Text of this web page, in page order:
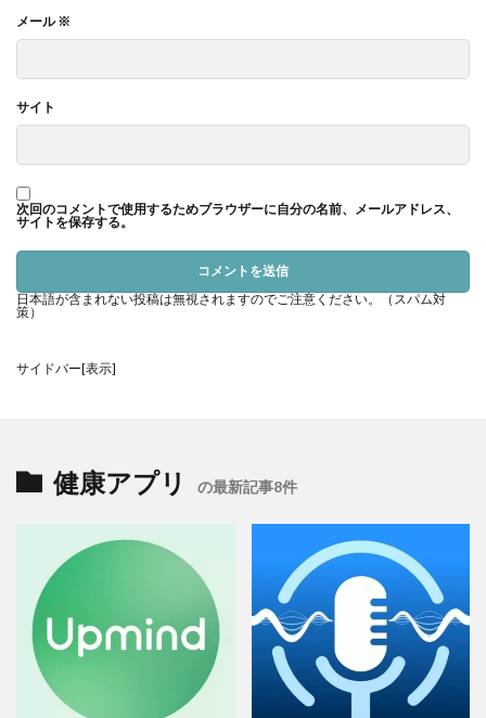
の動きなどをより詳しく理解するのに役立ちます。
無呼吸症候群の可能性をチェックする手がかりにもなるはずで
す。私も夜中に何度も目が覚めることがあって、気になって血中
酸素濃度を測ってみたんですが、思っていたよりも数値が低くて
驚きました。睡眠の質を上げるには、まず自分の状態を知ること
高地トレーニングの効果測定
急に標高が変わるような場所で野外活動をしているとき、自分の
たいです。無理をせず、自分のペースを守ることも忘れないよう
疾患の早期発見
新型コロナウイルスによる肺炎や、気管支喘息みたいな呼吸器系
の病気にかかっていると、血中酸素濃度って、
95％以下になるこ
とが多いんです。診断の目安として使われることもあります。特
に90％を下回ると、呼吸不全の可能性があるので、早めの対応が
必要です。
最近はスマートウォッチでも血中酸素濃度を測れるようになって
メール※
サイト
次回のコメントで使用するためブラウザーに自分の名前、メールアドレス、
サイトを保存する。
日本語が含まれない投稿は無視されますのでご注意ください。（スパム対
策）
サイドバー[表示]
健康アプリ の最新記事8件